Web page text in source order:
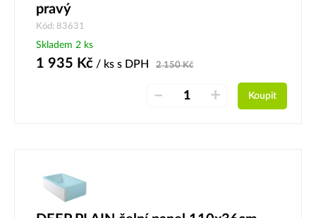
pravý
Kód: 83631
Skladem 2 ks
1 935 Kč / ks s DPH 2 150Kč
– + Koupit